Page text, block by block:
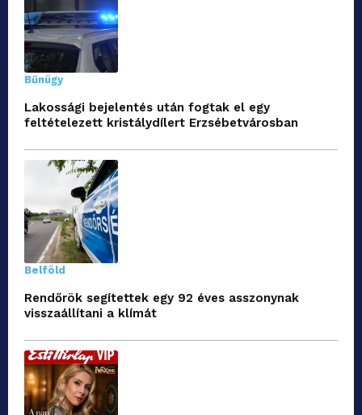
Bűnügy
Lakossági bejelentés után fogtak el egy
feltételezett kristálydílert Erzsébetvárosban
Belföld
Rendőrök segítettek egy 92 éves asszonynak
visszaállítani a klímát